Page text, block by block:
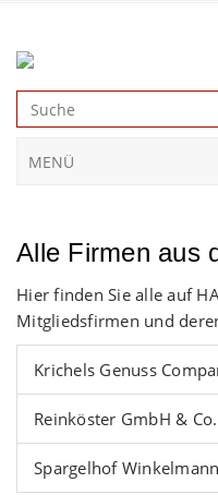
MENÜ
Alle Firmen aus
Hier finden Sie alle auf
Mitgliedsfirmen und
Krichels Genuss
Reinköster GmbH &
Spargelhof Winkelmann